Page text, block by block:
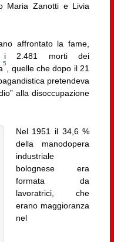
Maria Zanotti e Livia
affrontato la fame,
i 2.481 morti dei
5
, quelle che dopo il 21
pretendeva
alla disoccupazione
Nel 1951 il 34,6 %
della manodopera
industriale
bolognese era
formata da
lavoratrici, che
erano maggioranza
nel